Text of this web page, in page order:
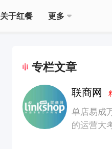
关于红餐 更多
专栏文章
联商网
单店易成
的运营大